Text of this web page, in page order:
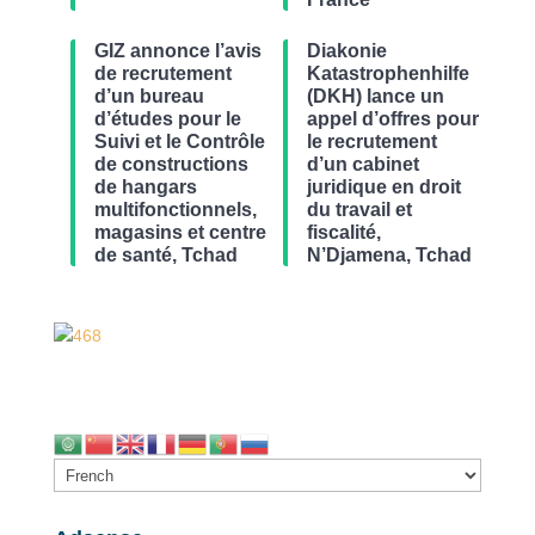
GIZ annonce l’avis
de recrutement
d’un bureau
d’études pour le
Suivi et le Contrôle
de constructions
de hangars
multifonctionnels,
magasins et centre
de santé, Tchad
Diakonie
Katastrophenhilfe
(DKH) lance un
appel d’offres pour
le recrutement
d’un cabinet
juridique en droit
du travail et
fiscalité,
N’Djamena, Tchad